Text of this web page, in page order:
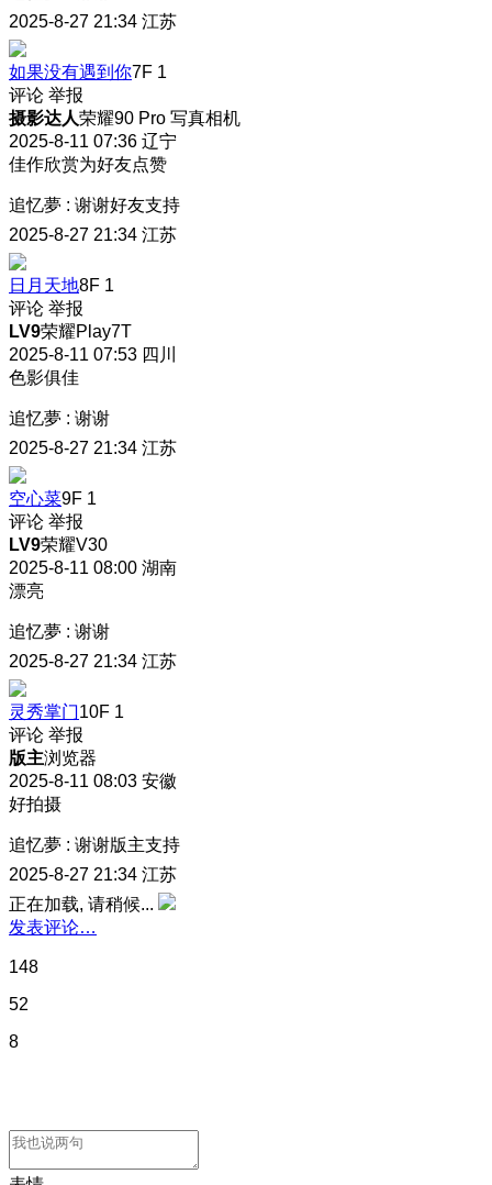
2025-8-27 21:34 江苏
如果没有遇到你7F 1
评论 举报
摄影达人荣耀90 Pro 写真相机
2025-8-11 07:36 辽宁
佳作欣赏为好友点赞
追忆夢 : 谢谢好友支持
2025-8-27 21:34 江苏
日月天地8F 1
评论 举报
LV9荣耀Play7T
2025-8-11 07:53 四川
色影俱佳
追忆夢 : 谢谢
2025-8-27 21:34 江苏
空心菜9F 1
评论 举报
LV9荣耀V30
2025-8-11 08:00 湖南
漂亮
追忆夢 : 谢谢
2025-8-27 21:34 江苏
灵秀掌门10F 1
评论 举报
版主浏览器
2025-8-11 08:03 安徽
好拍摄
追忆夢 : 谢谢版主支持
2025-8-27 21:34 江苏
正在加载, 请稍候...
发表评论…
148
52
8